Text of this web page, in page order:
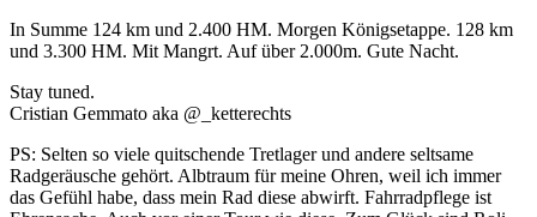
In Summe 124 km und 2.400 HM. Morgen Königsetappe. 128 km
und 3.300 HM. Mit Mangrt. Auf über 2.000m. Gute Nacht.
Stay tuned.
Cristian Gemmato aka @_ketterechts
PS: Selten so viele quitschende Tretlager und andere seltsame
Radgeräusche gehört. Albtraum für meine Ohren, weil ich immer
das Gefühl habe, dass mein Rad diese abwirft. Fahrradpflege ist